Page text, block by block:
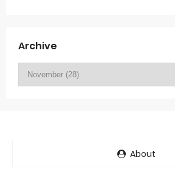
Archive
About